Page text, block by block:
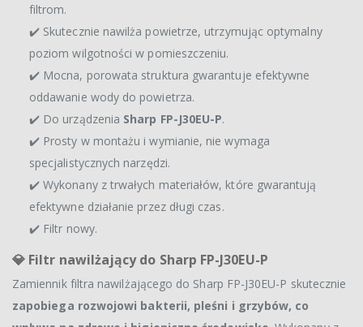
filtrom.
✔️ Skutecznie nawilża powietrze, utrzymując optymalny
poziom wilgotności w pomieszczeniu.
✔️ Mocna, porowata struktura gwarantuje efektywne
oddawanie wody do powietrza.
✔️ Do urządzenia Sharp FP-J30EU-P.
✔️ Prosty w montażu i wymianie, nie wymaga
specjalistycznych narzędzi.
✔️ Wykonany z trwałych materiałów, które gwarantują
efektywne działanie przez długi czas.
✔️ Filtr nowy.
💎 Filtr nawilżający do Sharp FP-J30EU-P
Zamiennik filtra nawilżającego do Sharp FP-J30EU-P skutecznie
zapobiega rozwojowi bakterii, pleśni i grzybów, co